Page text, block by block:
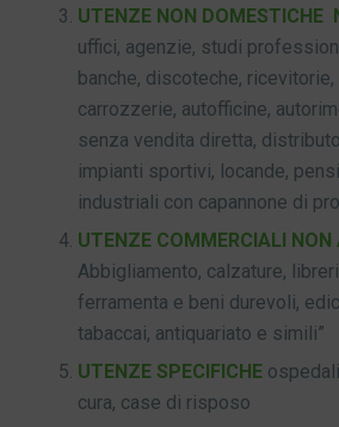
UTENZE NON DOMESTICHE
uffici, agenzie, studi
banche, discoteche, ricevitorie,
carrozzerie, autofficine,
senza vendita diretta,
impianti sportivi, locande,
industriali con capannone di
UTENZE COMMERCIALI NON
Abbigliamento, calzature,
ferramenta e beni durevoli,
tabaccai, antiquariato e simili”
UTENZE SPECIFICHE
cura, case di risposo